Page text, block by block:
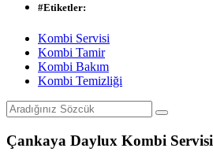
#Etiketler:
Kombi Servisi
Kombi Tamir
Kombi Bakım
Kombi Temizliği
Çankaya Daylux Kombi Servisi